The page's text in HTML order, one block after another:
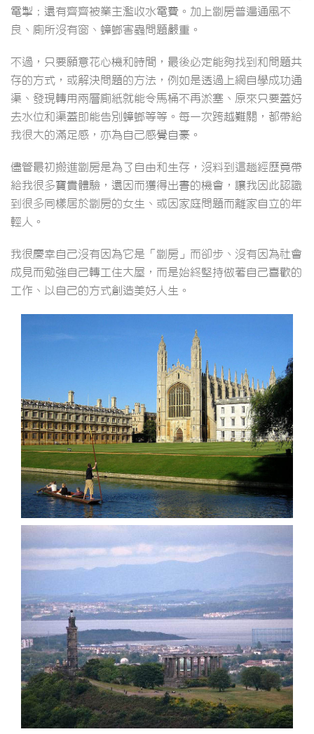
電掣；還有齊齊被業主濫收水電費。加上劏房普遍通風不
良、廁所沒有窗、蟑螂害蟲問題嚴重。
不過，只要願意花心機和時間，最後必定能夠找到和問題共
存的方式，或解決問題的方法，例如是透過上網自學成功通
渠、發現轉用兩層廁紙就能令馬桶不再淤塞、原來只要蓋好
去水位和渠蓋即能告別蟑螂等等。每一次跨越難關，都帶給
我很大的滿足感，亦為自己感覺自豪。
儘管最初搬進劏房是為了自由和生存，沒料到這趟經歷竟帶
給我很多寶貴體驗，還因而獲得出書的機會，讓我因此認識
到很多同樣居於劏房的女生、或因家庭問題而離家自立的年
輕人。
我很慶幸自己沒有因為它是「劏房」而卻步、沒有因為社會
成見而勉強自己轉工住大屋，而是始終堅持做著自己喜歡的
工作、以自己的方式創造美好人生。